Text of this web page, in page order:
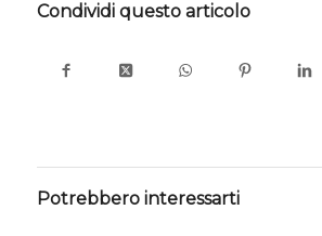
Condividi questo articolo
Potrebbero interessarti